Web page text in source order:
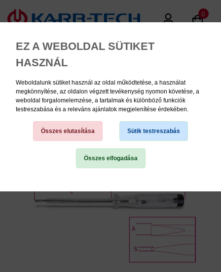
EZ A WEBOLDAL SÜTIKET
HASZNÁL
Weboldalunk sütiket használ az oldal működtetése, a használat
megkönnyítése, az oldalon végzett tevékenység nyomon követése, a
weboldal forgalomelemzése, a tartalmak és különböző funkciók
testreszabása és a releváns ajánlatok megjelenítése érdekében.
Összes elutasítása Sütik testreszabás
Összes elfogadása
0
MENU
Elektrotechnikai